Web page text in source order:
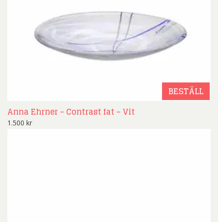
BESTÄLL
Anna Ehrner – Contrast fat – Vit
1.500 kr